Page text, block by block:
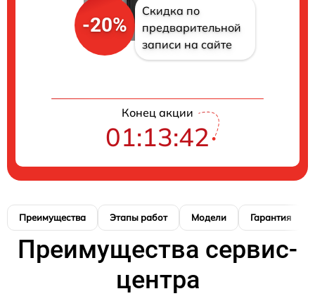
-20%
Скидка по
предварительной
записи на сайте
Конец акции
01:13:41
Преимущества Этапы работ Модели Гарантия
Преимущества сервис-
центра